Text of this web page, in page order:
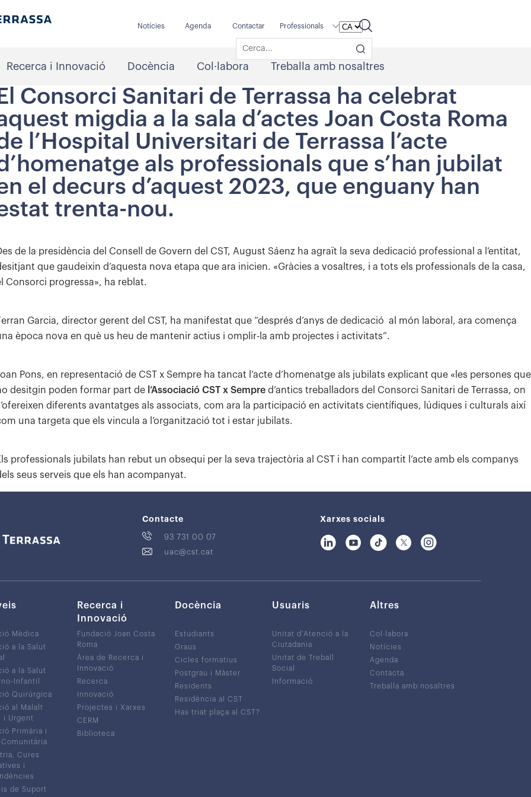
Notícies Agenda Contactar Professionals
Recerca i Innovació Docència Col·labora Treballa amb nosaltres
Consorci Sanitari de Terrassa ha celebrat
migdia a la sala d’actes Joan Costa Roma
l’Hospital Universitari de Terrassa l’acte
als professionals que s’han jubilat
el decurs d’aquest 2023, que enguany han
trenta-nou.
de la presidència del Consell de Govern del CST, August Sáenz ha agraït la seva dedicació professional a l’entitat,
que gaudeixin d’aquesta nova etapa que ara inicien. «Gràcies a vosaltres, i a tots els professionals de la casa,
Consorci progressa», ha reblat.
Garcia, director gerent del CST, ha manifestat que “després d’anys de dedicació al món laboral, ara comença
època nova en què us heu de mantenir actius i omplir-la amb projectes i activitats”.
Pons, en representació de CST x Sempre ha tancat l’acte d’homenatge als jubilats explicant que «les persones que
desitgin poden formar part de l’Associació CST x Sempred’antics treballadors del Consorci Sanitari de Terrassa, on
diferents avantatges als associats, com ara la participació en activitats científiques, lúdiques i culturals així
una targeta que els vincula a l’organització tot i estar jubilats.
professionals jubilats han rebut un obsequi per la seva trajectòria al CST i han compartit l’acte amb els companys
seus serveis que els han acompanyat.
Contacte
93 731 00 07
uac@cst.cat
Xarxes socials
Mèdica
a la Salut
a la Salut
Infantil
Quirúrgica
al Malalt
i Urgent
Primària i
Cures
i
de Suport
Recerca i
Innovació
Fundació Joan Costa
Roma
Àrea de Recerca i
Innovació
Recerca
Innovació
Projectes i Xarxes
CERM
Biblioteca
Docència
Estudiants
Graus
Cicles formatius
Postgrau i Màster
Residents
Residència al CST
Has triat plaça al CST?
Usuaris
Unitat d’Atenció a la
Ciutadania
Unitat de Treball
Social
Informació
Altres
Col·labora
Notícies
Agenda
Contacta
Treballa amb nosaltres